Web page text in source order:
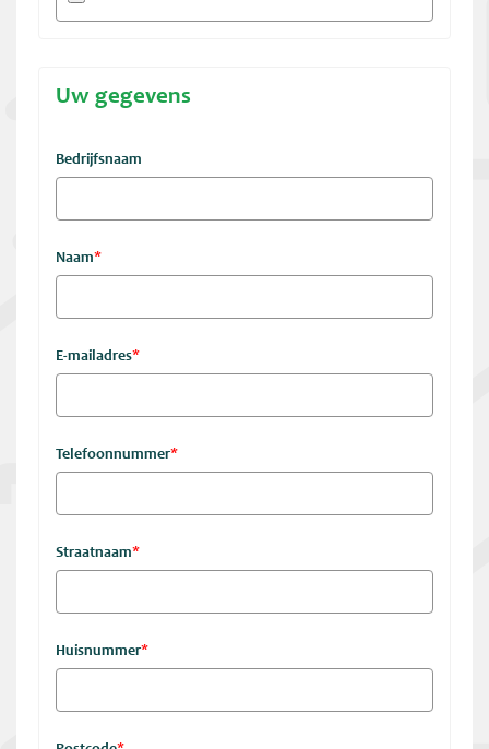
Uw gegevens
Bedrijfsnaam
Naam*
E-mailadres*
Telefoonnummer*
Straatnaam*
Huisnummer*